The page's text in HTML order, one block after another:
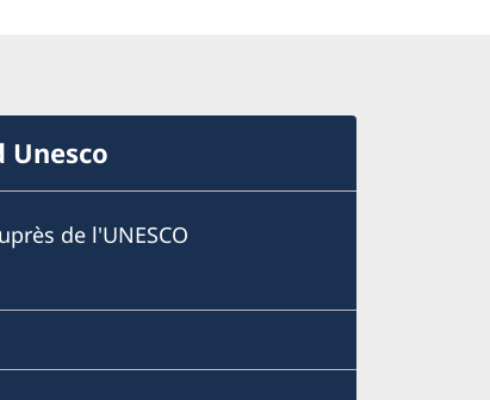
Unesco
de l'UNESCO